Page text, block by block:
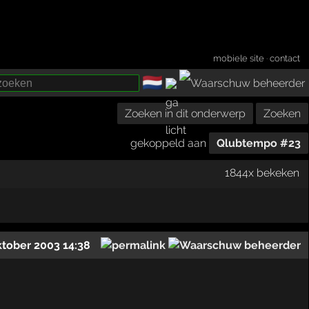
mobiele site ·contact
🇳🇱
Zoeken in dit onderwerp Zoeken
gekoppeld aan Qlubtempo #23
1844x bekeken
2003 14:38